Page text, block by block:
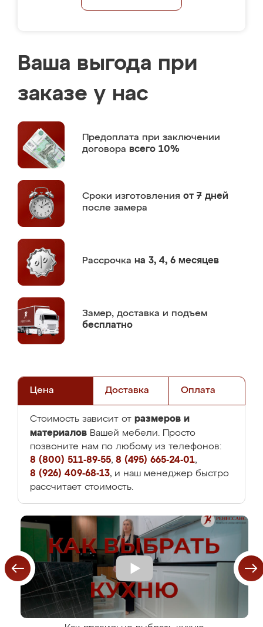
Ваша выгода при
заказе у нас
Предоплата при заключении
договора всего 10%
Сроки изготовления от 7 дней
после замера
Рассрочка на 3, 4, 6 месяцев
Замер, доставка и подъем
бесплатно
Цена Доставка Оплата
Стоимость зависит от размеров и
материалов Вашей мебели. Просто
позвоните нам по любому из телефонов:
8 (800) 511-89-55, 8 (495) 665-24-01,
8 (926) 409-68-13, и наш менеджер быстро
рассчитает стоимость.